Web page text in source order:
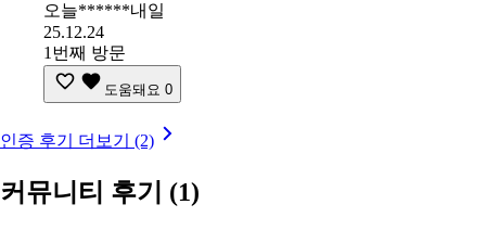
오늘******내일
25.12.24
1번째 방문
도움돼요 0
인증 후기 더보기 (2)
커뮤니티 후기 (1)